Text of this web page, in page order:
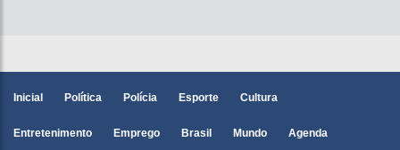
Inicial Política Polícia Esporte Cultura
Entretenimento Emprego Brasil Mundo Agenda